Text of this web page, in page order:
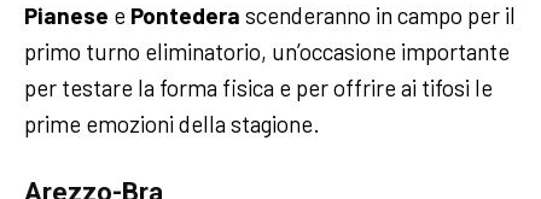
Pianese e Pontedera scenderanno in campo per il
primo turno eliminatorio, un’occasione importante
per testare la forma fisica e per offrire ai tifosi le
prime emozioni della stagione.
Arezzo-Bra